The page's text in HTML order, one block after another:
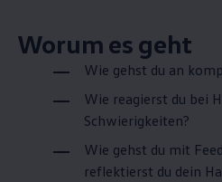
Worum es geht
Wie gehst du an
Wie reagierst du bei
Schwierigkeiten?
Wie gehst du mit
reflektierst du dein